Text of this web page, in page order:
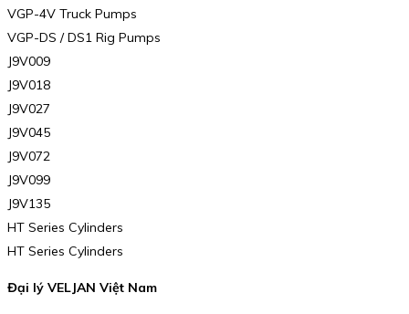
VGP-4V Truck Pumps
VGP-DS / DS1 Rig Pumps
J9V009
J9V018
J9V027
J9V045
J9V072
J9V099
J9V135
HT Series Cylinders
HT Series Cylinders
Đại lý VELJAN Việt Nam